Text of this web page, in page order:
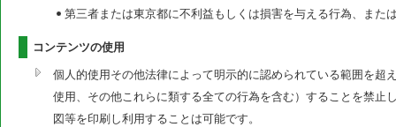
第三者または東京都に不利益もしくは損害を与える行為、また
コンテンツの使用
個人的使用その他法律によって明示的に認められている範囲を
使用、その他これらに類する全ての行為を含む）することを禁
図等を印刷し利用することは可能です。